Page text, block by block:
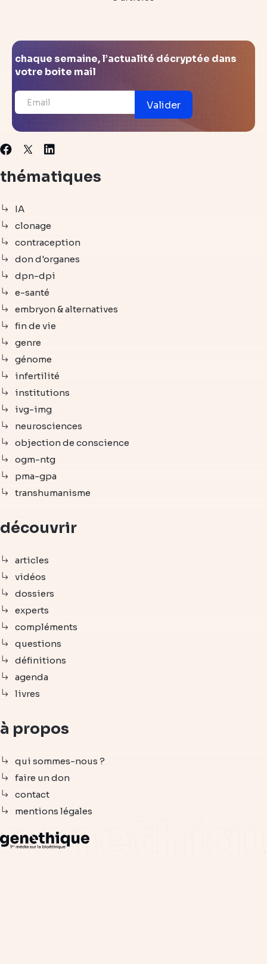
chaque semaine, l’actualité décryptée dans
votre boite mail
Valider
Facebook
X Linkedin
thématiques
IA
clonage
contraception
don d'organes
dpn-dpi
e-santé
embryon & alternatives
fin de vie
genre
génome
infertilité
institutions
ivg-img
neurosciences
objection de conscience
ogm-ntg
pma-gpa
transhumanisme
découvrir
articles
vidéos
dossiers
experts
compléments
questions
définitions
agenda
livres
à propos
qui sommes-nous ?
faire un don
contact
mentions légales